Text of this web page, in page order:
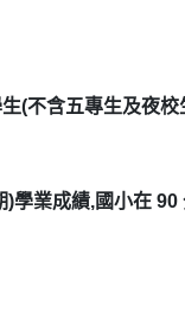
(不含五專生及夜校
業成績,國小在